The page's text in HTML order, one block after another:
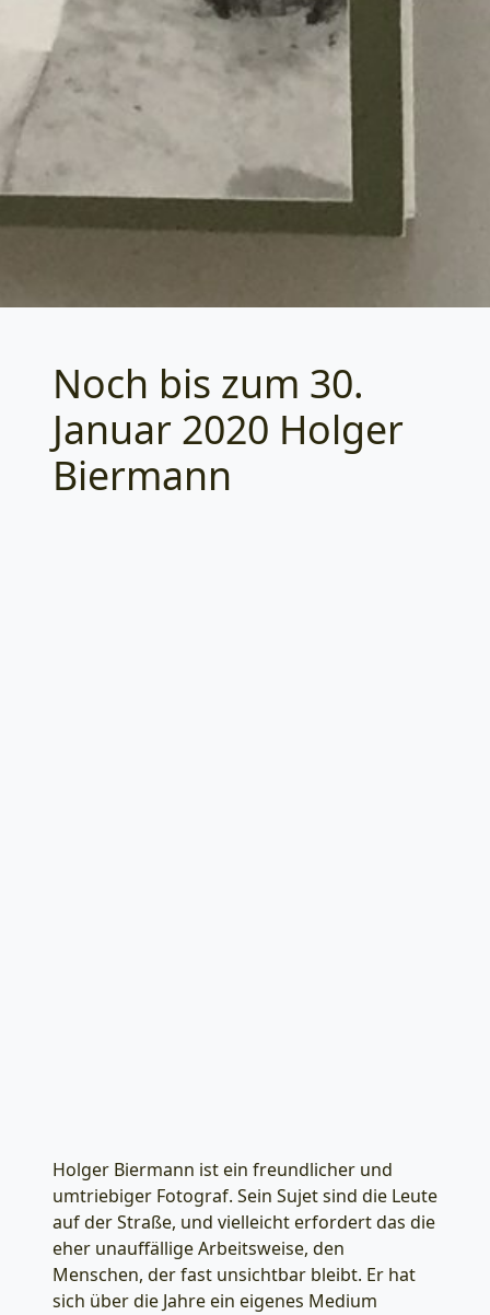
Categories
Noch bis zum 30.
Januar 2020 Holger
Biermann
Holger Biermann ist ein freundlicher und
umtriebiger Fotograf. Sein Sujet sind die Leute
auf der Straße, und vielleicht erfordert das die
eher unauffällige Arbeitsweise, den
Menschen, der fast unsichtbar bleibt. Er hat
sich über die Jahre ein eigenes Medium